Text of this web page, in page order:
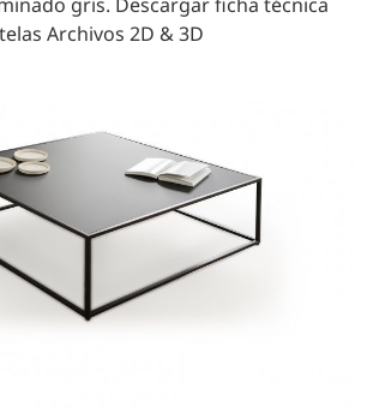
Archivos 2D & 3D